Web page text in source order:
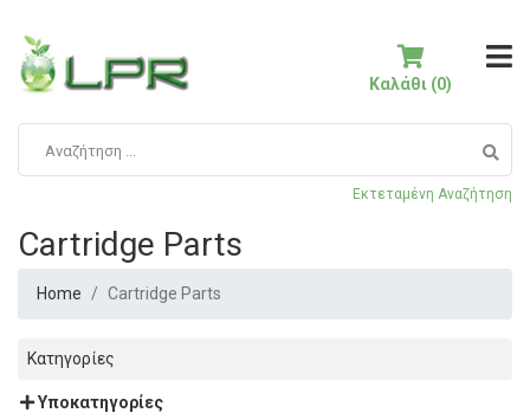
Εκτεταμένη Αναζήτηση
Καλάθι (0)
Cartridge Parts
Home Cartridge Parts
Κατηγορίες
Υποκατηγορίες